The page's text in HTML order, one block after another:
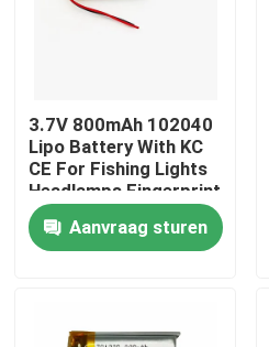
Thuis
Video's
3.7V 800mAh 102040
Lipo Battery With KC
CE For Fishing Lights
Headlamps Fingerprint
Locks Beauty Devices
And Microphones
Aanvraag sturen